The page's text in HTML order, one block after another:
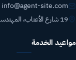
info@agent-site.com
19 شارع الأعناب، المهندسين، الدقي
مواعيد الخدمة